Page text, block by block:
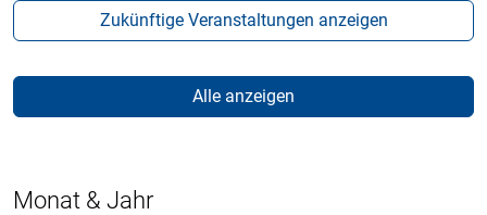
Zukünftige Veranstaltungen anzeigen
Alle anzeigen
Monat & Jahr